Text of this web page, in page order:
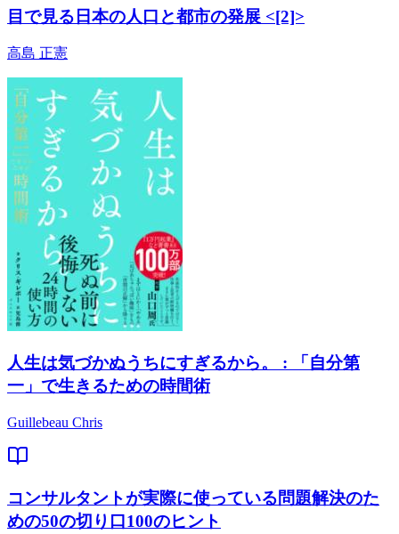
目で見る日本の人口と都市の発展 <[2]>
高島 正憲
人生は気づかぬうちにすぎるから。 : 「自分第
一」で生きるための時間術
Guillebeau Chris
コンサルタントが実際に使っている問題解決のた
めの50の切り口100のヒント